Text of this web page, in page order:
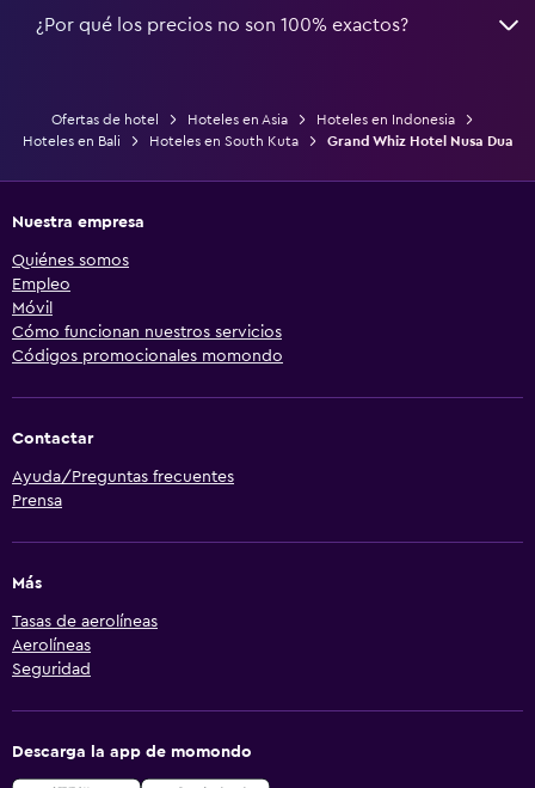
¿Por qué los precios no son 100% exactos?
Ofertas de hotel Hoteles en Asia
Hoteles en Indonesia
Hoteles en Bali
Hoteles en South Kuta Grand Whiz Hotel Nusa Dua
Nuestra empresa
Quiénes somos
Empleo
Móvil
Cómo funcionan nuestros servicios
Códigos promocionales momondo
Contactar
Ayuda/Preguntas frecuentes
Prensa
Más
Tasas de aerolíneas
Aerolíneas
Seguridad
Descarga la app de momondo